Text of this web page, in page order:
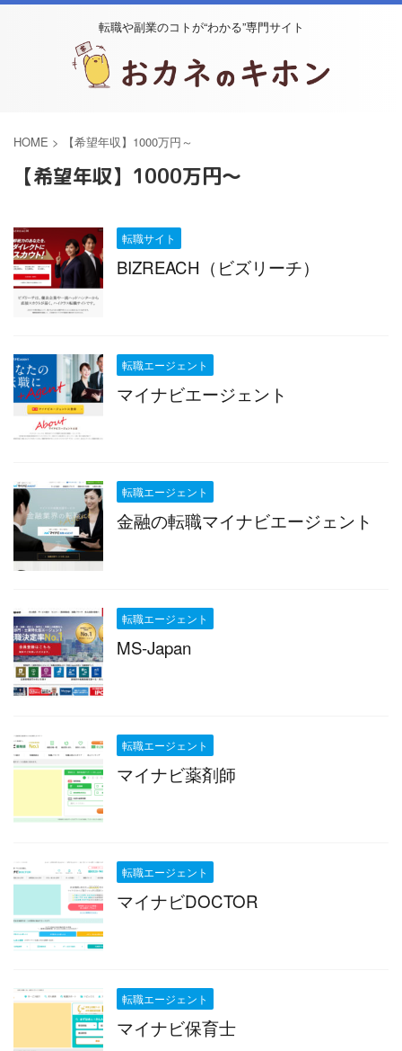
転職や副業のコトが“わかる”専門サイト
HOME > 【希望年収】1000万円～
【希望年収】1000万円～
転職サイト
BIZREACH（ビズリーチ）
転職エージェント
マイナビエージェント
転職エージェント
金融の転職マイナビエージェント
転職エージェント
MS-Japan
転職エージェント
マイナビ薬剤師
転職エージェント
マイナビDOCTOR
転職エージェント
マイナビ保育士